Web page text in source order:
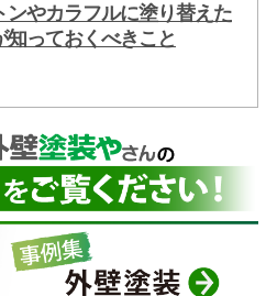
ンやカラフルに塗り替えた
知っておくべきこと